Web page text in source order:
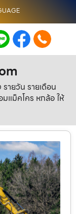
ายวัน รายเดือน
แม็คโคร หกล้อ ให้